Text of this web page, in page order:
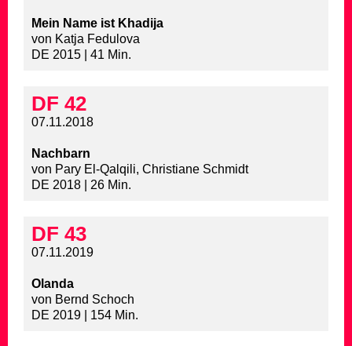
Mein Name ist Khadija
von Katja Fedulova
DE 2015 | 41 Min.
DF 42
07.11.2018
Nachbarn
von Pary El-Qalqili, Christiane Schmidt
DE 2018 | 26 Min.
DF 43
07.11.2019
Olanda
von Bernd Schoch
DE 2019 | 154 Min.